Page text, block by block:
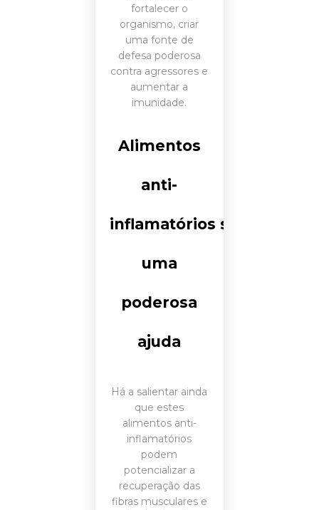
fortalecer o
organismo, criar
uma fonte de
defesa poderosa
contra agressores e
aumentar a
imunidade.
Alimentos
anti-
inflamatórios são
uma
poderosa
ajuda
Há a salientar ainda
que estes
alimentos anti-
inflamatórios
podem
potencializar a
recuperação das
fibras musculares e